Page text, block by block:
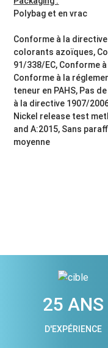
Polybag et en vrac
Conforme à la
colorants azoïques,
91/338/EC, Conforme
Conforme à la
teneur en PAHS, Pas
à la directive 1907/
Nickel release test
and A:2015, Sans
moyenne
25 ANS
D'EXPÉRIENCE